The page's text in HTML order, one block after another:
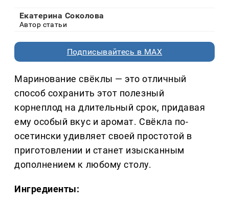
Екатерина Соколова
Автор статьи
Подписывайтесь в MAX
Маринование свёклы — это отличный
способ сохранить этот полезный
корнеплод на длительный срок, придавая
ему особый вкус и аромат. Свёкла по-
осетински удивляет своей простотой в
приготовлении и станет изысканным
дополнением к любому столу.
Ингредиенты: